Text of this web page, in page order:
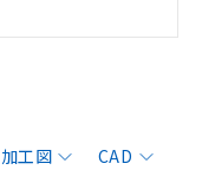
工図
CAD